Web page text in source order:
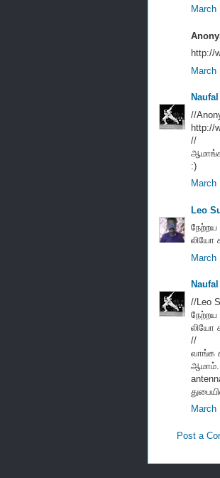
March
http://
March
//
http://
//
:)
March
Leo
நேற்றய
லியோ
March
//Leo
நேற்றய
லியோ
//
வாங்க
ஆமாம்.
March
Post a